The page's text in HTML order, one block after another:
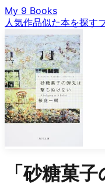
My 9 Books
人気作品似た本を探す
「砂糖菓子